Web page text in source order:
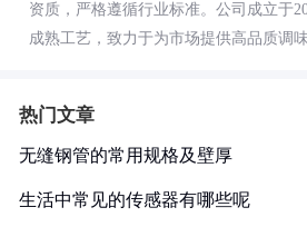
资质，严格遵循行业标准。公司成立于
成熟工艺，致力于为市场提供高品质调味
热门文章
无缝钢管的常用规格及壁厚
生活中常见的传感器有哪些呢